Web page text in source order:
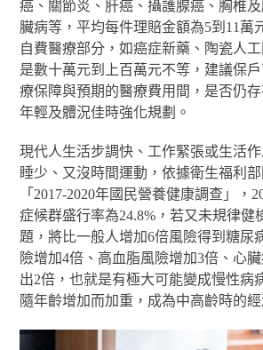
癌、關節炎、肝癌、攝護腺癌、胸椎
臟病等，平均每件理賠金額為5到11萬
自費醫療部分，如癌症新藥、陶瓷人
是數十萬元到上百萬元不等，建議保
療保障與預期的醫療費用間，是否仍
年輕及體況佳時強化規劃。
現代人生活步調快、工作緊張或生活作
睡少、又沒時間運動，依據衛生福利
「2017-2020年國民營養健康調查」，
症候群盛行率為24.8%，若又未規律健
題，將比一般人增加6倍風險得到糖尿
險增加4倍、高血脂風險增加3倍、心
出2倍，也就是有極大可能變成慢性病
隨年齡增加而加重，成為中高齡時的經